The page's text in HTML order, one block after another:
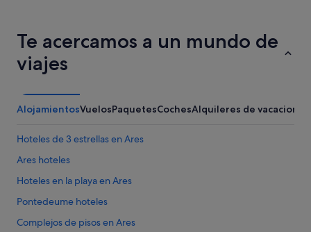
Te acercamos a un mundo de
viajes
AlojamientosVuelosPaquetesCochesAlquileres de vacaciones
Hoteles de 3 estrellas en Ares
Ares hoteles
Hoteles en la playa en Ares
Pontedeume hoteles
Complejos de pisos en Ares